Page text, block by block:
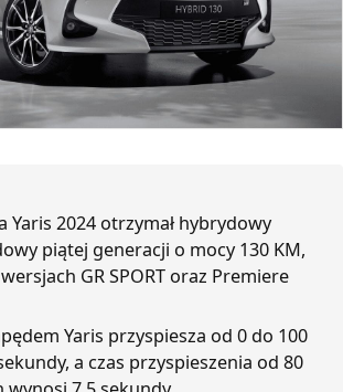
Yaris 2024 otrzymał hybrydowy
piątej generacji o mocy 130 KM,
GR SPORT oraz Premiere
Yaris przyspiesza od 0 do 100
a czas przyspieszenia od 80